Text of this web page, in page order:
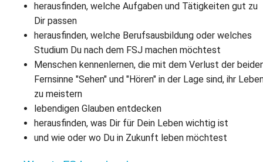
herausfinden, welche Aufgaben und Tätigkeiten gut zu
Dir passen
herausfinden, welche Berufsausbildung oder welches
Studium Du nach dem FSJ machen möchtest
Menschen kennenlernen, die mit dem Verlust der
Fernsinne "Sehen" und "Hören" in der Lage sind, ihr
zu meistern
lebendigen Glauben entdecken
herausfinden, was Dir für Dein Leben wichtig ist
und wie oder wo Du in Zukunft leben möchtest